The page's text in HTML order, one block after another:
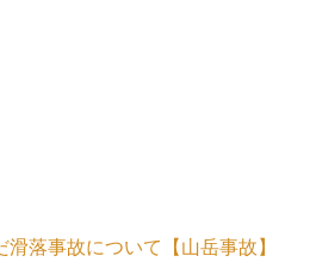
落事故について【山岳事故】